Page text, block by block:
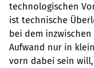
technologischen
ist technische
bei dem
Aufwand nur in
vorn dabei sein